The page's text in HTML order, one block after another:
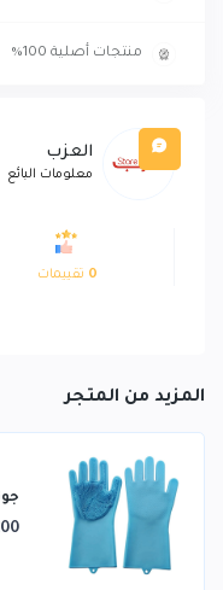
منتجات أصلية 100%
العزب
معلومات البائع
0 تقييمات
المزيد من المتجر